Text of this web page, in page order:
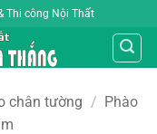
Thi công Nội Thất
chân tường / Phào